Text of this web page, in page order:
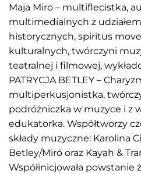
Maja Miro – multiflecistka,
multimedialnych z
historycznych, spiritus
kulturalnych, twórczyni
teatralnej i filmowej,
PATRYCJA BETLEY –
multiperkusjonistka,
podróżniczka w muzyce i z
edukatorka. Współtworzy
składy muzyczne: Karolina
Betley/Miró oraz Kayah &
Współinicjowała powstanie